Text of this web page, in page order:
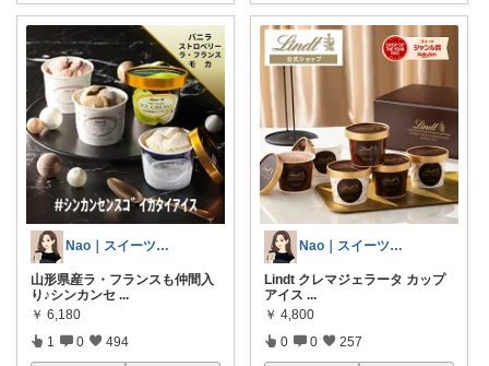
Nao｜スイーツROOM🍰
山形県産ラ・フランスも仲間入
り♪シンカンセ ...
￥ 6,180
1 0 494
Nao｜スイーツROOM🍰
Lindt クレマジェラータ カップ
アイス ...
￥ 4,800
0 0 257